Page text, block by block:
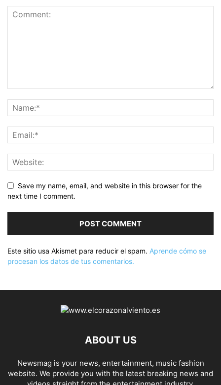
Save my name, email, and website in this browser for the
next time I comment.
Este sitio usa Akismet para reducir el spam. Aprende cómo se
procesan los datos de tus comentarios.
ABOUT US
Newsmag is your news, entertainment, music fashion
website. We provide you with the latest breaking news and